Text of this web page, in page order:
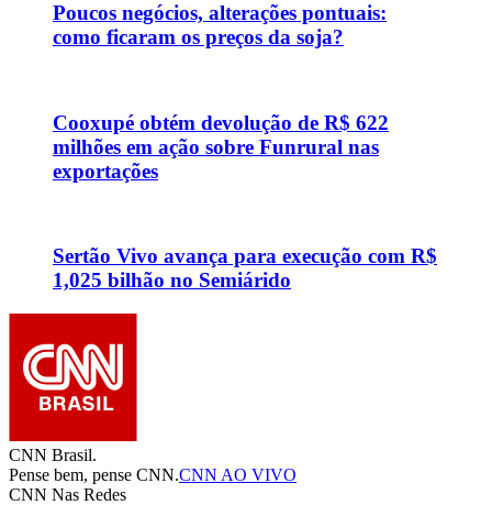
Poucos negócios, alterações pontuais:
como ficaram os preços da soja?
Cooxupé obtém devolução de R$ 622
milhões em ação sobre Funrural nas
exportações
Sertão Vivo avança para execução com R$
1,025 bilhão no Semiárido
CNN Brasil.
Pense bem, pense CNN.CNN AO VIVO
CNN Nas Redes